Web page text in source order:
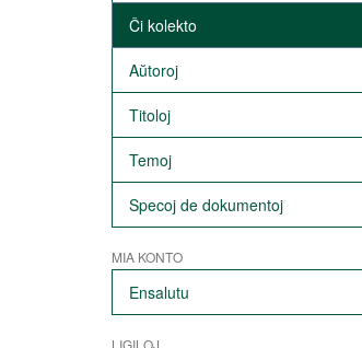
Ĉi kolekto
Aŭtoroj
Titoloj
Temoj
Specoj de dokumentoj
MIA KONTO
Ensalutu
LIGILOJ